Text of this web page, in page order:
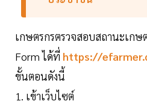
เกษตรกรตรวจสอบสถานะเก
Form ได้ที่ https://
ขั้นตอนดังนี้
1. เข้าเว็บไซต์